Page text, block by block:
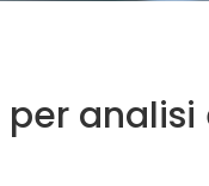
analisi